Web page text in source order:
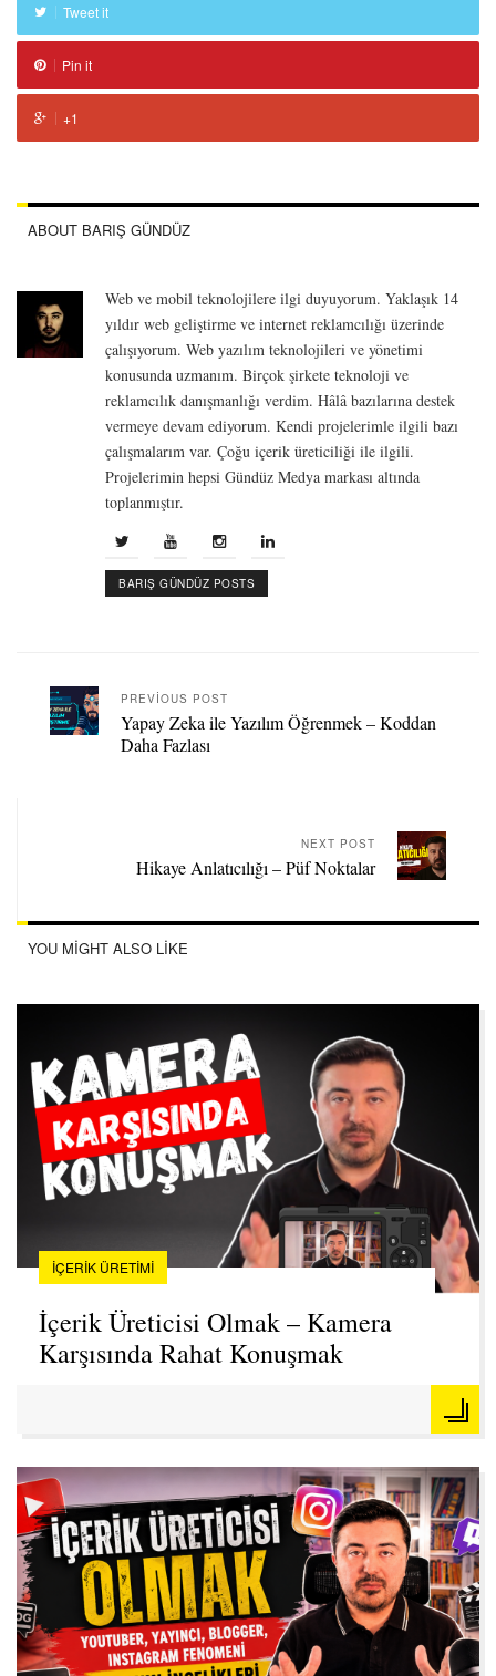
Tweet it
Pin it
+1
ABOUT BARIŞ GÜNDÜZ
Web ve mobil teknolojilere ilgi duyuyorum. Yaklaşık 14
yıldır web geliştirme ve internet reklamcılığı üzerinde
çalışıyorum. Web yazılım teknolojileri ve yönetimi
konusunda uzmanım. Birçok şirkete teknoloji ve
reklamcılık danışmanlığı verdim. Hâlâ bazılarına destek
vermeye devam ediyorum. Kendi projelerimle ilgili bazı
çalışmalarım var. Çoğu içerik üreticiliği ile ilgili.
Projelerimin hepsi Gündüz Medya markası altında
toplanmıştır.
BARIŞ GÜNDÜZ POSTS
PREVIOUS POST
Yapay Zeka ile Yazılım Öğrenmek – Koddan
Daha Fazlası
NEXT POST
Hikaye Anlatıcılığı – Püf Noktalar
YOU MIGHT ALSO LIKE
İÇERIK ÜRETIMI
İçerik Üreticisi Olmak – Kamera
Karşısında Rahat Konuşmak